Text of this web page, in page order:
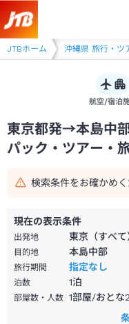
JTBホーム
沖縄県 沖縄県 旅行・ツ
航空/宿泊
東京都発→本島中
パック・ツアー・
検索条件をお確かめく
現在の表示条件
出発地 東京（すべて
目的地 本島中部
旅行期間 指定なし
泊数 1泊
部屋数・人数 1部屋/おとな